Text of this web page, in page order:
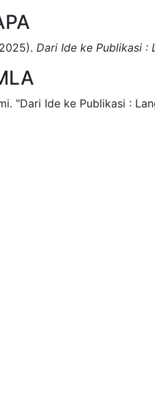
Dari Ide ke Publikasi :
"Dari Ide ke Publikasi :